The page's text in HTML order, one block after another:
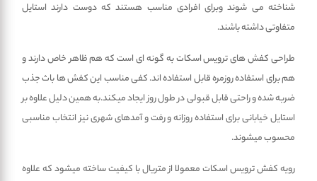
شناخته می شوند وبرای افرادی مناسب هستند که دوست دارند استایل
متفاوتی داشته باشند.
طراحی کفش های ترویس اسکات به گونه ای است که هم ظاهر خاص دارند و
هم برای استفاده روزمره قابل استفاده اند. کفی مناسب این کفش ها باث جذب
ضربه شده و راحتی قابل قبولی در طول روز ایجاد میکند.به همین دلیل علاوه بر
استایل خیابانی برای استفاده روزانه و رفت و آمدهای شهری نیز انتخاب مناسبی
محسوب میشوند.
رویه کفش ترویس اسکات معمولا از متریال با کیفیت ساخته میشود که علاوه